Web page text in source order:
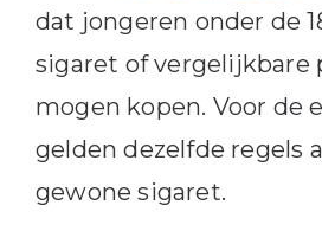
dat jongeren onder de
sigaret of vergelijkbare
mogen kopen. Voor de
gelden dezelfde regels
gewone sigaret.